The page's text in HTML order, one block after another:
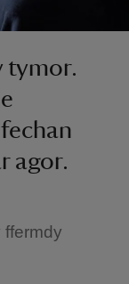
tymor.
agor.
ffermdy